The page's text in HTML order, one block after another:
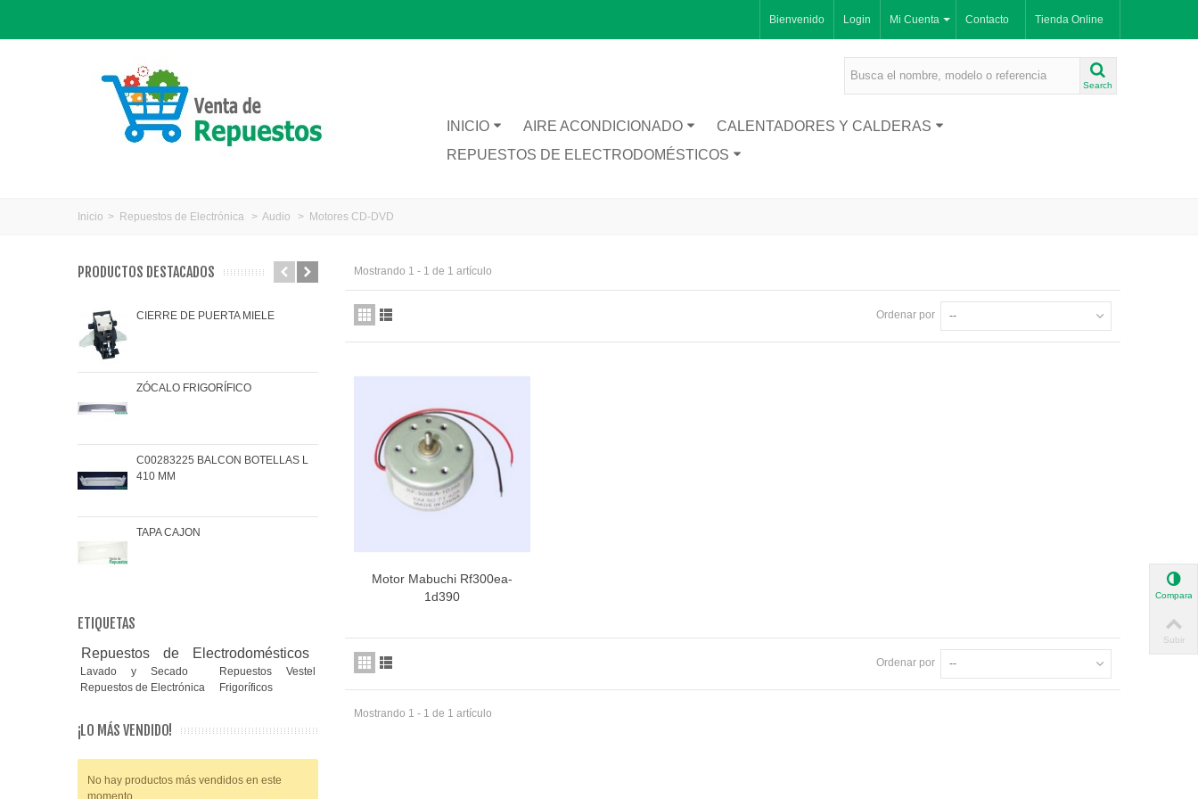
Tienda Online
Contacto
Mi Cuenta
Bienvenido Login
Search
INICIO AIRE ACONDICIONADO
CALENTADORES Y CALDERAS
REPUESTOS DE ELECTRODOMÉSTICOS
Inicio > Repuestos de Electrónica > Audio > Motores CD-DVD
PRODUCTOS DESTACADOS
CIERRE DE PUERTA MIELE
ZÓCALO FRIGORÍFICO
C00283225 BALCON BOTELLAS L
410 MM
TAPA CAJON
JARRA CATA BT1200
COJINETE RODAMIENTOS FAGOR-
BRANDT
ETIQUETAS
Repuestos de Electrodomésticos
Lavado y Secado
Repuestos Vestel
Repuestos de Electrónica
Frigoríficos
¡LO MÁS VENDIDO!
No hay productos más vendidos en este
momento
Mostrando 1 - 1 de 1 artículo
Ordenar por --
Vista rápida
Motor Mabuchi Rf300ea-
1d390
Ordenar por --
Mostrando 1 - 1 de 1 artículo
Comparar
Subir